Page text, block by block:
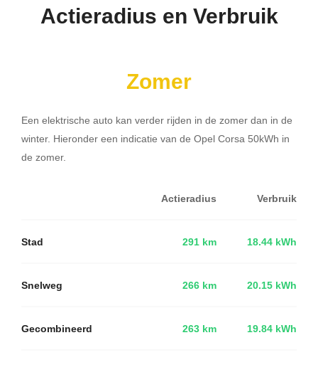
Actieradius en Verbruik
Zomer
Een elektrische auto kan verder rijden in de zomer dan in de
winter. Hieronder een indicatie van de Opel Corsa 50kWh in
de zomer.
Actieradius Verbruik
Stad 291 km 18.44 kWh
Snelweg 266 km 20.15 kWh
Gecombineerd 263 km 19.84 kWh